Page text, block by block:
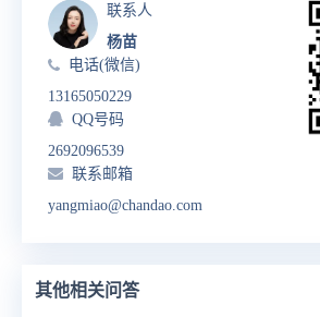
联系人
杨苗
电话(微信)
13165050229
QQ号码
2692096539
联系邮箱
yangmiao@chandao.com
其他相关问答